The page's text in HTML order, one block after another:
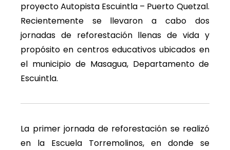
proyecto Autopista Escuintla – Puerto Quetzal.
Recientemente se llevaron a cabo dos
jornadas de reforestación llenas de vida y
propósito en centros educativos ubicados en
el municipio de Masagua, Departamento de
Escuintla.
La primer jornada de reforestación se realizó
en la Escuela Torremolinos, en donde se